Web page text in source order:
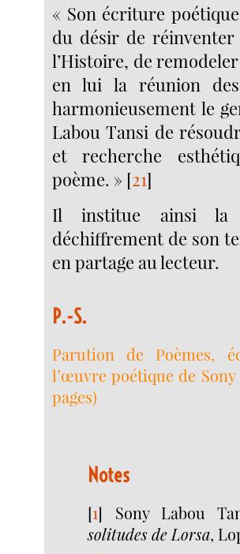
« Son écriture
du désir de
l’Histoire, de
en lui la réunion des
harmonieusement le
Labou Tansi de
et recherche
poème. » [21]
Il institue ainsi la
déchiffrement de son
en partage au lecteur.
P.-S.
Parution de Poèmes,
l’œuvre poétique de Sony
Notes
[1] Sony Labou
solitudes de Lorsa,